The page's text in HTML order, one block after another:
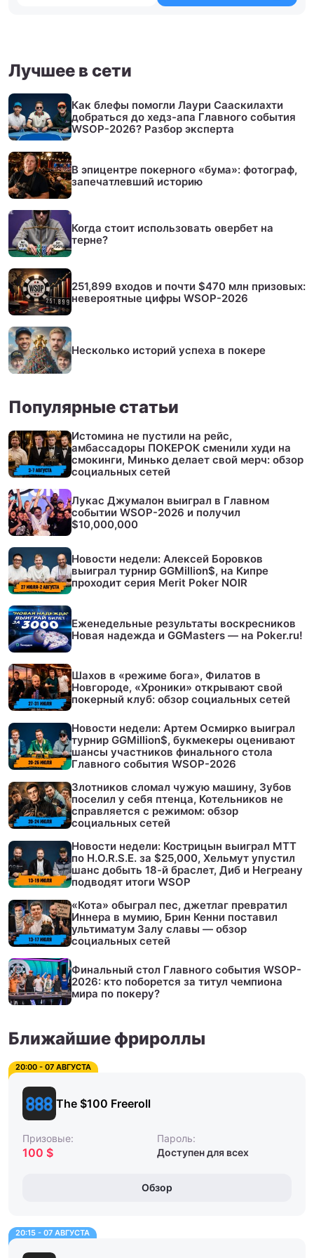
Лучшее в сети
Как блефы помогли Лаури Сааскилахти
добраться до хедз-апа Главного события
WSOP-2026? Разбор эксперта
В эпицентре покерного «бума»: фотограф,
запечатлевший историю
Когда стоит использовать овербет на
терне?
251,899 входов и почти $470 млн призовых:
невероятные цифры WSOP-2026
Несколько историй успеха в покере
Популярные статьи
Истомина не пустили на рейс,
амбассадоры ПОКЕРОК сменили худи на
смокинги, Минько делает свой мерч: обзор
социальных сетей
Лукас Джумалон выиграл в Главном
событии WSOP-2026 и получил
$10,000,000
Новости недели: Алексей Боровков
выиграл турнир GGMillion$, на Кипре
проходит серия Merit Poker NOIR
Еженедельные результаты воскресников
Новая надежда и GGMasters — на Poker.ru!
Шахов в «режиме бога», Филатов в
Новгороде, «Хроники» открывают свой
покерный клуб: обзор социальных сетей
Новости недели: Артем Осмирко выиграл
турнир GGMillion$, букмекеры оценивают
шансы участников финального стола
Главного события WSOP-2026
Злотников сломал чужую машину, Зубов
поселил у себя птенца, Котельников не
справляется с режимом: обзор
социальных сетей
Новости недели: Кострицын выиграл МТТ
по H.O.R.S.E. за $25,000, Хельмут упустил
шанс добыть 18-й браслет, Диб и Негреану
подводят итоги WSOP
«Кота» обыграл пес, джетлаг превратил
Иннера в мумию, Брин Кенни поставил
ультиматум Залу славы — обзор
социальных сетей
Финальный стол Главного события WSOP-
2026: кто поборется за титул чемпиона
мира по покеру?
Ближайшие фрироллы
20:00 - 07 АВГУСТА
The $100 Freeroll
Призовые:
100 $
Пароль:
Доступен для всех
Обзор
20:15 - 07 АВГУСТА